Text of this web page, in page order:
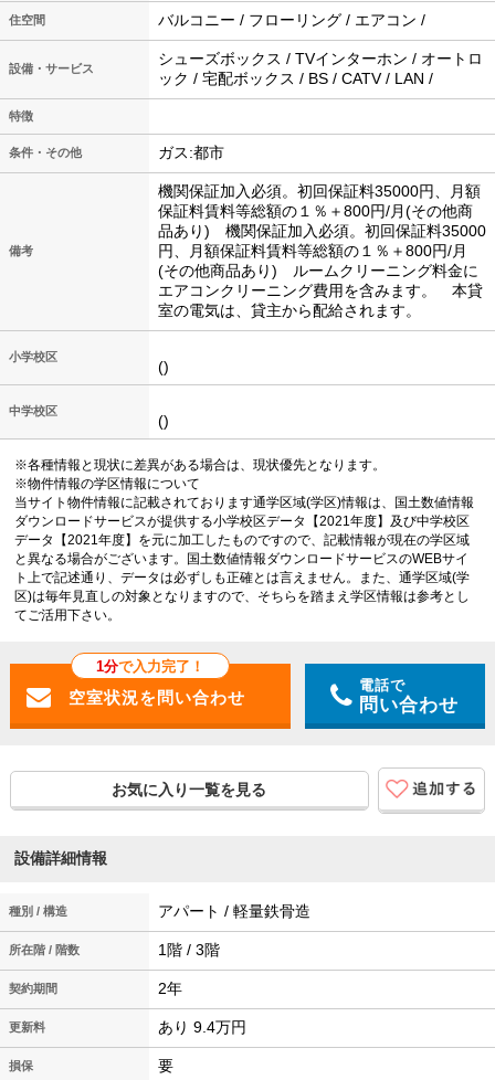
住空間 バルコニー / フローリング / エアコン /
設備・サービス
シューズボックス / TVインターホン / オートロ
ック / 宅配ボックス / BS / CATV / LAN /
特徴
条件・その他 ガス:都市
備考
機関保証加入必須。初回保証料35000円、月額
保証料賃料等総額の１％＋800円/月(その他商
品あり) 機関保証加入必須。初回保証料35000
円、月額保証料賃料等総額の１％＋800円/月
(その他商品あり) ルームクリーニング料金に
エアコンクリーニング費用を含みます。 本貸
室の電気は、貸主から配給されます。
小学校区
()
中学校区
()
※各種情報と現状に差異がある場合は、現状優先となります。
※物件情報の学区情報について
当サイト物件情報に記載されております通学区域(学区)情報は、国土数値情報
ダウンロードサービスが提供する小学校区データ【2021年度】及び中学校区
データ【2021年度】を元に加工したものですので、記載情報が現在の学区域
と異なる場合がございます。国土数値情報ダウンロードサービスのWEBサイ
ト上で記述通り、データは必ずしも正確とは言えません。また、通学区域(学
区)は毎年見直しの対象となりますので、そちらを踏まえ学区情報は参考とし
てご活用下さい。
1分で入力完了！
電話で
問い合わせ
お気に入り一覧を見る
設備詳細情報
種別 / 構造 アパート / 軽量鉄骨造
所在階 / 階数 1階 / 3階
契約期間 2年
更新料 あり 9.4万円
損保 要